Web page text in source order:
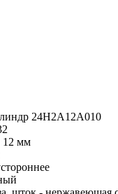
24H2A12A010
12 мм